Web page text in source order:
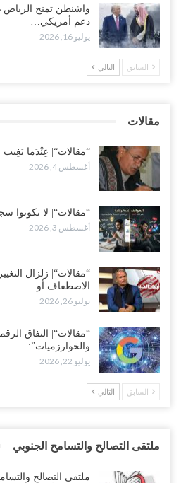
“تعز“| مع اقتراب إعادة الهيكلة
لإشعال حرب..!
أغسطس 2, 2026
أغسطس 2, 2026
واشنطن تمنح الرياض
دعم أمريكي…
يوليو 16, 2026
السابق التالي
مقالات
“مقالات“| عِنْدَما يَغِيب
أغسطس 4, 2026
“مقالات“| لا تكونوا
أغسطس 3, 2026
“مقالات“| زلزال
الاصطفاف أو…
يوليو 26, 2026
“مقالات“| النفاق
والخوارزميات”:…
يوليو 22, 2026
السابق التالي
ملتقى التصالح والتسامح الجنوبي
ملتقى التصالح